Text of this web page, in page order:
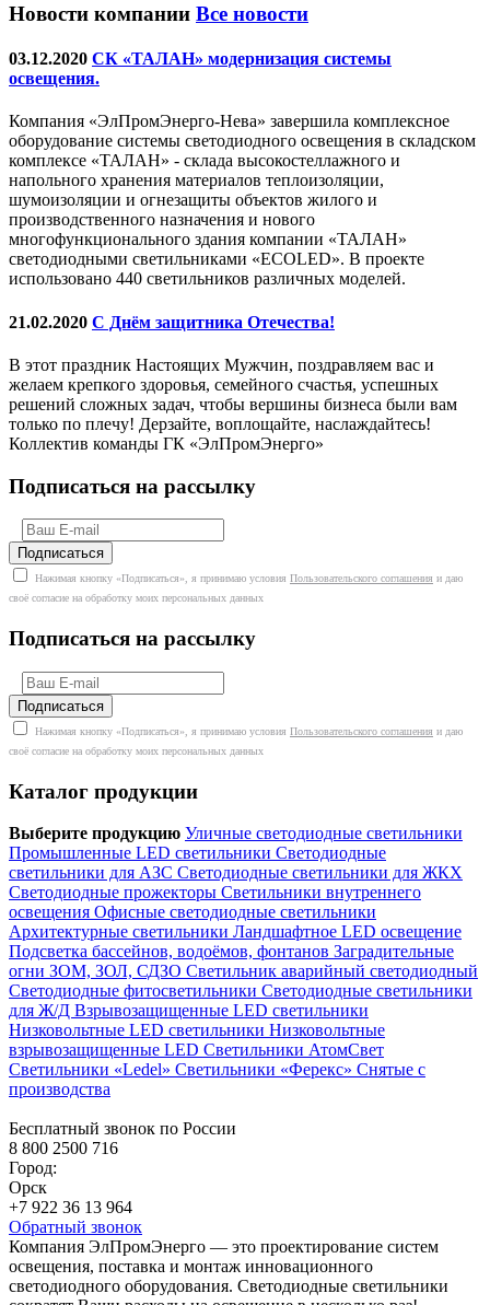
Новости компании Все новости
03.12.2020 СК «ТАЛАН» модернизация системы
освещения.
Компания «ЭлПромЭнерго-Нева» завершила комплексное
оборудование системы светодиодного освещения в складском
комплексе «ТАЛАН» - склада высокостеллажного и
напольного хранения материалов теплоизоляции,
шумоизоляции и огнезащиты объектов жилого и
производственного назначения и нового
многофункционального здания компании «ТАЛАН»
светодиодными светильниками «ECOLED». В проекте
использовано 440 светильников различных моделей.
21.02.2020 С Днём защитника Отечества!
В этот праздник Настоящих Мужчин, поздравляем вас и
желаем крепкого здоровья, семейного счастья, успешных
решений сложных задач, чтобы вершины бизнеса были вам
только по плечу! Дерзайте, воплощайте, наслаждайтесь!
Коллектив команды ГК «ЭлПромЭнерго»
Подписаться на рассылку
Нажимая кнопку «Подписаться», я принимаю условия Пользовательского соглашения и даю
своё согласие на обработку моих персональных данных
Подписаться на рассылку
Нажимая кнопку «Подписаться», я принимаю условия Пользовательского соглашения и даю
своё согласие на обработку моих персональных данных
Каталог продукции
Выберите продукцию Уличные светодиодные светильники
Промышленные LED светильники Светодиодные
светильники для АЗС Светодиодные светильники для ЖКХ
Светодиодные прожекторы Светильники внутреннего
освещения Офисные светодиодные светильники
Архитектурные светильники Ландшафтное LED освещение
Подсветка бассейнов, водоёмов, фонтанов Заградительные
огни ЗОМ, ЗОЛ, СДЗО Светильник аварийный светодиодный
Светодиодные фитосветильники Светодиодные светильники
для Ж/Д Взрывозащищенные LED светильники
Низковольтные LED светильники Низковольтные
взрывозащищенные LED Светильники АтомСвет
Светильники «Ledel» Светильники «Ферекс» Снятые с
производства
Бесплатный звонок по России
8 800 2500 716
Город:
Орск
+7 922 36 13 964
Обратный звонок
Компания ЭлПромЭнерго — это проектирование систем
освещения, поставка и монтаж инновационного
светодиодного оборудования. Светодиодные светильники